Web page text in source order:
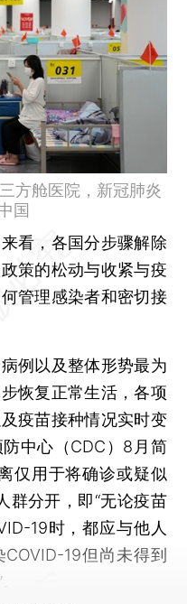
方舱医院，新冠肺炎
国
看，各国分步骤解除
策的松动与收紧与疫
管理感染者和密切接
以及整体形势最为
恢复正常生活，各项
疫苗接种情况实时变
中心（CDC）8月简
仅用于将确诊或疑似
群分开，即“无论疫苗
19时，都应与他人
19但尚未得到